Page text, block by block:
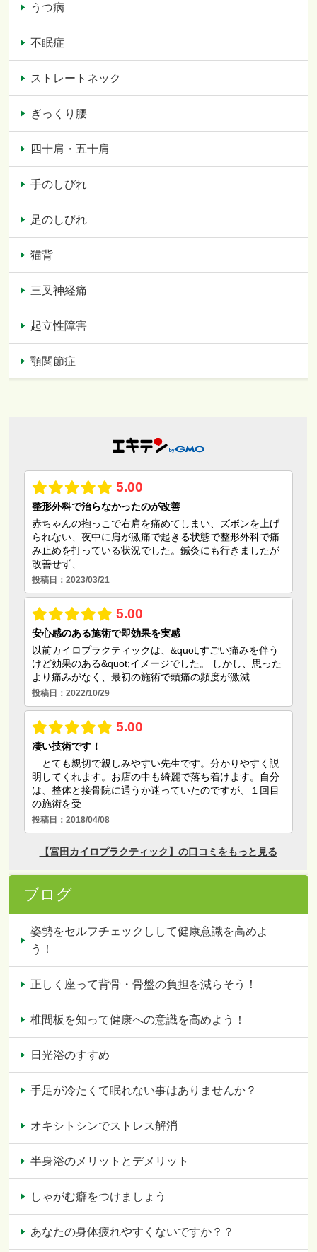
うつ病
不眠症
ストレートネック
ぎっくり腰
四十肩・五十肩
手のしびれ
足のしびれ
猫背
三叉神経痛
起立性障害
顎関節症
ブログ
姿勢をセルフチェックしして健康意識を高めよ
う！
正しく座って背骨・骨盤の負担を減らそう！
椎間板を知って健康への意識を高めよう！
日光浴のすすめ
手足が冷たくて眠れない事はありませんか？
オキシトシンでストレス解消
半身浴のメリットとデメリット
しゃがむ癖をつけましょう
あなたの身体疲れやすくないですか？？